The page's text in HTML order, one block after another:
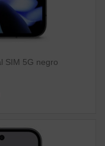
SIM 5G negro